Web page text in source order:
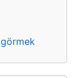
görmek